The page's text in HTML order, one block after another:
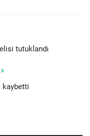
tutuklandı
kaybetti